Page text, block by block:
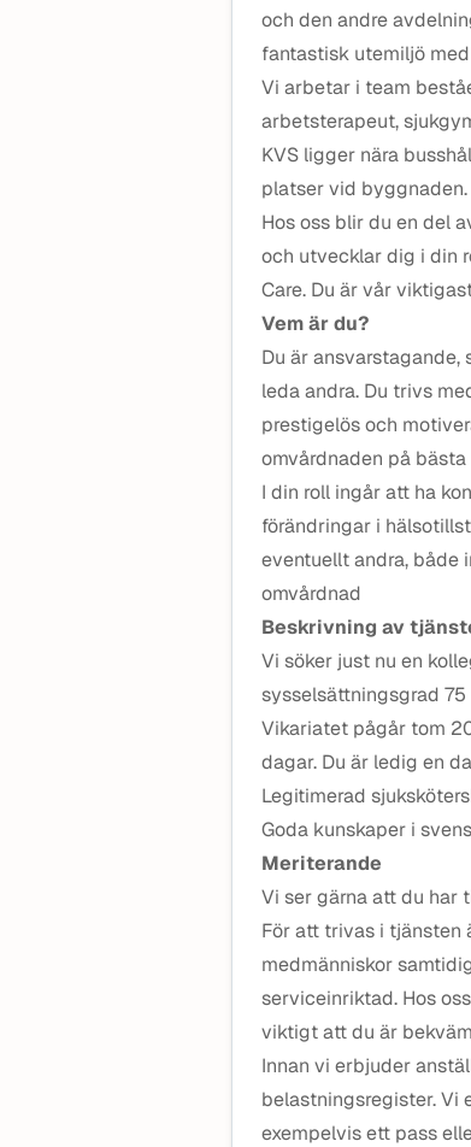
och den andre
fantastisk utemiljö
Vi arbetar i team
arbetsterapeut,
KVS ligger nära
platser vid byggnaden.
Hos oss blir du en del
och utvecklar dig i din
Care. Du är vår
Vem är du?
Du är
leda andra. Du trivs
prestigelös och
omvårdnaden på bästa
I din roll ingår att ha
förändringar i
eventuellt andra, både
omvårdnad
Beskrivning av
Vi söker just nu en
sysselsättningsgrad
Vikariatet pågår tom
dagar. Du är ledig en
Legitimerad
Goda kunskaper i
Meriterande
Vi ser gärna att du har
För att trivas i tjänsten
medmänniskor
serviceinriktad. Hos
viktigt att du är
Innan vi erbjuder
belastningsregister.
exempelvis ett pass